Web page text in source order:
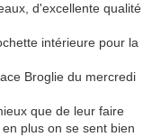
d'excellente qualité
intérieure pour la
Broglie du mercredi
que de leur faire
plus on se sent bien